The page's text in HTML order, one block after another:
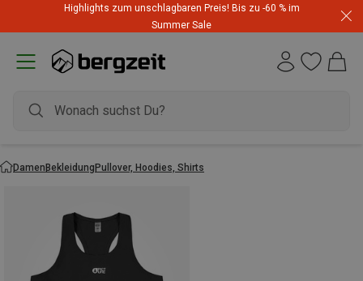
Highlights zum unschlagbaren Preis! Bis zu -60 % im
Summer Sale
DamenBekleidungPullover, Hoodies, Shirts